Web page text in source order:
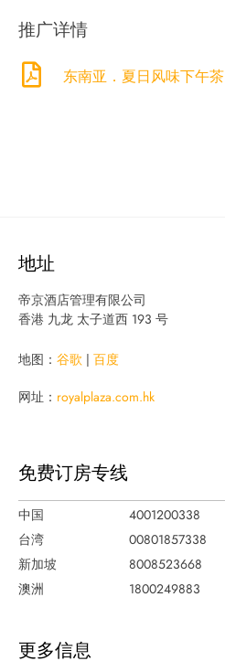
推广详情
东南亚．夏日风味下午茶
地址
帝京酒店管理有限公司
香港 九龙 太子道西 193 号
地图： 谷歌 百度
网址： royalplaza.com.hk
免费订房专线
中国
4001200338
台湾
00801857338
新加坡
8008523668
澳洲
1800249883
更多信息